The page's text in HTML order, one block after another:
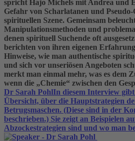
spricht Hajo Michels mit Andrea und
Gefahr von Scharlatanen und
spirituellen Szene. Gemeinsam
Manipulationsmethoden und
denen spirituell Suchende oft
berichten von ihren eigenen
Hinweise, wie man authentische
und sich vor unseriösen Angeboten
merkt man einmal mehr, was es dem
wenn die „Chemie“ zwischen den
Dr Sarah PohlIn diesem Interview
Übersicht, über die Hauptstrategien
Betrugsmaschen. (Diese sind in der
beschrieben.) Sie zeigt an Beispielen
Abzockestrategien sind und wo man